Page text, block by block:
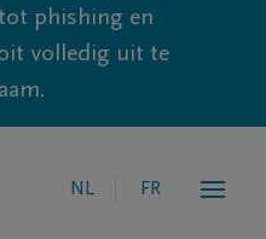
phishing en
volledig uit te
NL FR